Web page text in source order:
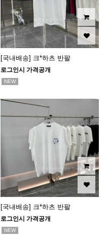
[국내배송] 크*하츠 반팔
로그인시 가격공개
NEW
[국내배송] 크*하츠 반팔
로그인시 가격공개
NEW